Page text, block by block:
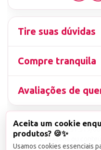
Tire suas dúvidas
Compre tranquila
Avaliações de
▤ CNPJ13.851.519/
de imagens ou
Aceita um cookie
produtos? 🍪✨
Usamos cookies essenciais